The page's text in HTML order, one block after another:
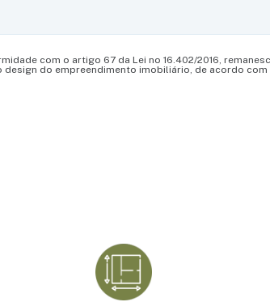
com o artigo 67 da Lei no 16.402/2016,
do empreendimento imobiliário, de acordo com